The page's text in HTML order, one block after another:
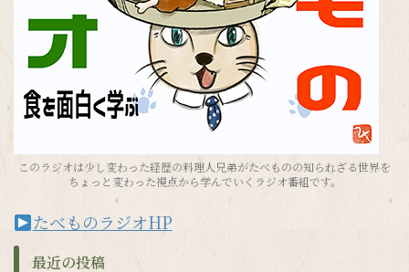
このラジオは少し変わった経歴の料理人兄弟がたべものの知られざる世界を
ちょっと変わった視点から学んでいくラジオ番組です。
たべものラジオHP
最近の投稿